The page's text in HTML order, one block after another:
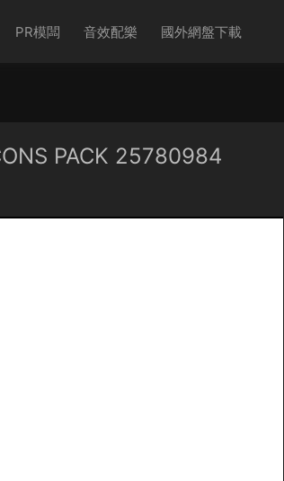
PR模闆 音效配樂 國外網盤下載
PACK 25780984